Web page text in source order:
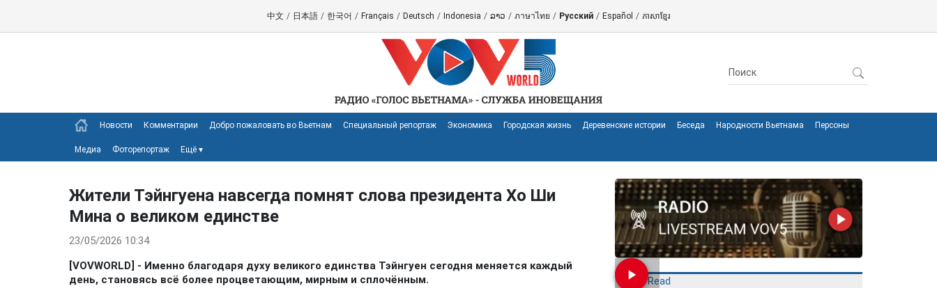
中文 / 日本語 / 한국어 / Français / Deutsch / Indonesia / ລາວ / ภาษาไทย / Русский / Español / ភាសាខ្មែរ
Новости Комментарии Добро пожаловать во Вьетнам Специальный репортаж Экономика Городская жизнь Деревенские истории Беседа Народности Вьетнама Персоны
Медиа Фоторепортаж Ещё ▾
Жители Тэйнгуена навсегда помнят слова президента Хо Ши
Мина о великом единстве
23/05/2026 10:34
[VOVWORLD] - Именно благодаря духу великого единства Тэйнгуен сегодня меняется каждый
день, становясь всё более процветающим, мирным и сплочённым.
Most Read